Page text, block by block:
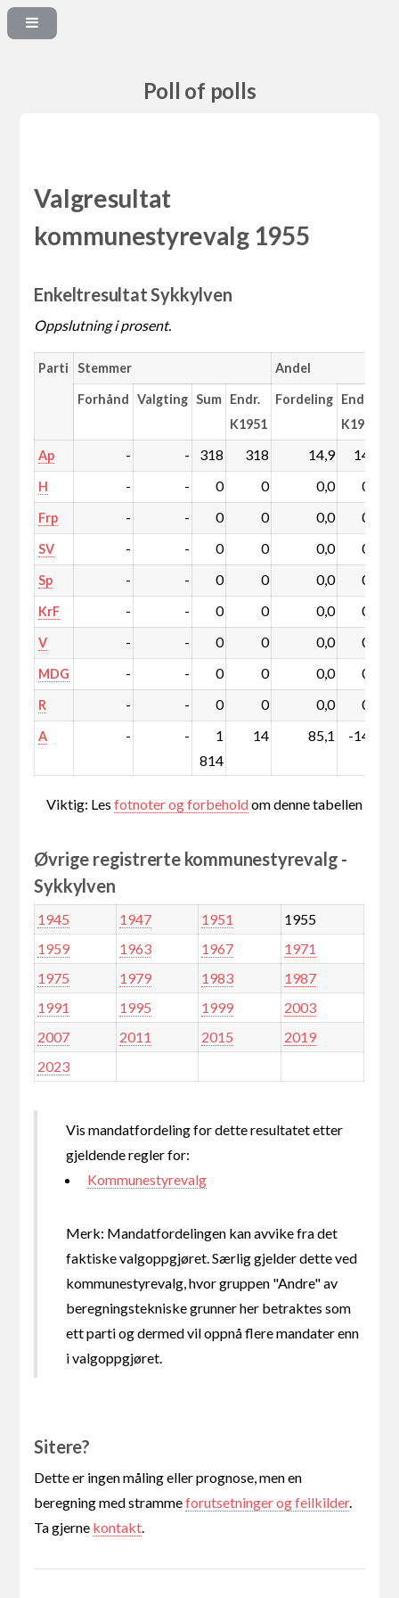
Poll of polls
Valgresultat
kommunestyrevalg 1955
Enkeltresultat Sykkylven
Oppslutning i prosent.
Parti Stemmer Andel
Forhånd Valgting Sum Endr.
K1951
Fordeling Endr.
K1951
Ap - - 318 318 14,9 14,9
H - - 0 0 0,0 0,0
Frp - - 0 0 0,0 0,0
SV - - 0 0 0,0 0,0
Sp - - 0 0 0,0 0,0
KrF - - 0 0 0,0 0,0
V - - 0 0 0,0 0,0
MDG - - 0 0 0,0 0,0
R - - 0 0 0,0 0,0
A - -
1
814
14 85,1 -14,9
Viktig: Lesfotnoter og forbeholdom denne tabellen
Øvrige registrerte kommunestyrevalg -
Sykkylven
1945 1947 1951
1955
1959
1963 1967
1971
1975
1979 1983
1987
1991
1995 1999
2003
2007
2011 2015
2019
2023
Vis mandatfordeling for dette resultatet etter
gjeldende regler for:
Kommunestyrevalg
Merk: Mandatfordelingen kan avvike fra det
faktiske valgoppgjøret. Særlig gjelder dette ved
kommunestyrevalg, hvor gruppen "Andre" av
beregningstekniske grunner her betraktes som
ett parti og dermed vil oppnå flere mandater enn
i valgoppgjøret.
Sitere?
Dette er ingen måling eller prognose, men en
beregning med strammeforutsetninger og feilkilder.
Ta gjerne kontakt.